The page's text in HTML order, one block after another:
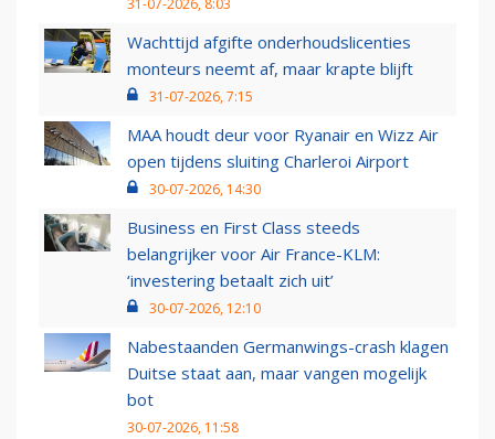
31-07-2026, 8:03
Wachttijd afgifte onderhoudslicenties
monteurs neemt af, maar krapte blijft
31-07-2026, 7:15
MAA houdt deur voor Ryanair en Wizz Air
open tijdens sluiting Charleroi Airport
30-07-2026, 14:30
Business en First Class steeds
belangrijker voor Air France-KLM:
‘investering betaalt zich uit’
30-07-2026, 12:10
Nabestaanden Germanwings-crash klagen
Duitse staat aan, maar vangen mogelijk
bot
30-07-2026, 11:58